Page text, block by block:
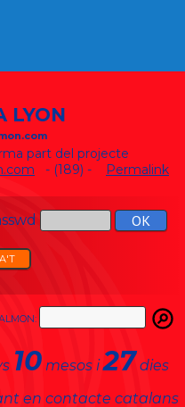
LYON
part del projecte
- (189) - Permalink
10 mesos i27 dies
en contacte catalans